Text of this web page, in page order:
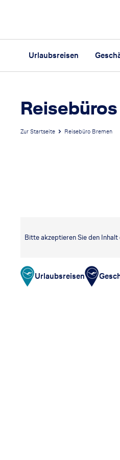
Urlaubsreisen
Zur Startseite Reisebüro Bremen
ei
se
Bitte akzeptieren Sie den
Urlaubsreisen